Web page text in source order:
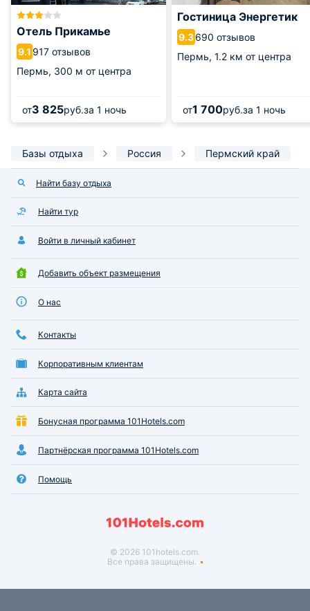
Отель Прикамье
9.1 917 отзывов
Пермь, 300 м от центра
от3 825руб.за 1 ночь
Гостиница Энергетик
9.3690 отзывов
Пермь, 1.2 км от центра
от1 700руб.за 1 ночь
Базы отдыха Россия Пермский край
Найти базу отдыха
Найти тур
Войти в личный кабинет
Добавить объект размещения
О нас
Контакты
Корпоративным клиентам
Карта сайта
Бонусная программа 101Hotels.com
Партнёрская программа 101Hotels.com
Помощь
© 2026 101hotels.com.
Все права защищены.